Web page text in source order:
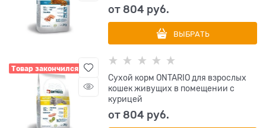
от 804 руб.
ВЫБРАТЬ
Товар закончился
Сухой корм ONTARIO для взрослых
кошек живущих в помещении с
курицей
от 804 руб.